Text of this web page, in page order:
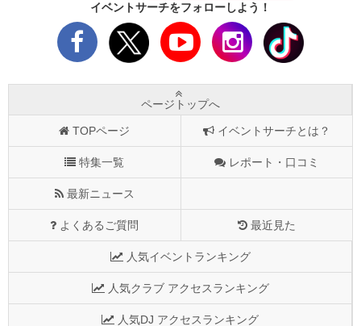
イベントサーチをフォローしよう！
ページトップへ
TOPページ イベントサーチとは？
特集一覧 レポート・口コミ
最新ニュース
よくあるご質問 最近見た
人気イベントランキング
人気クラブ アクセスランキング
人気DJ アクセスランキング